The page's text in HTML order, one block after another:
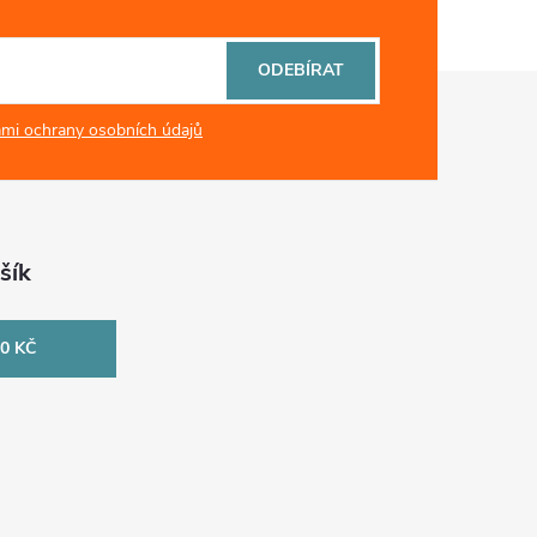
ochrany osobních údajů
ODEBÍRAT
0 KČ